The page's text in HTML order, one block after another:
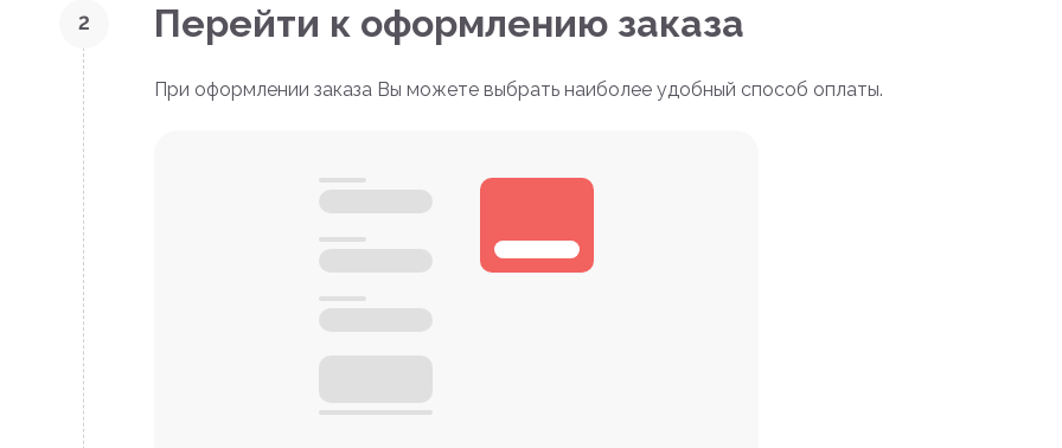
2 Перейти к оформлению заказа
При оформлении заказа Вы можете выбрать наиболее удобный способ оплаты.